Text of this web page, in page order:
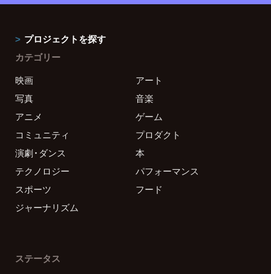
プロジェクトを探す
カテゴリー
映画
アート
写真
音楽
アニメ
ゲーム
コミュニティ
プロダクト
演劇・ダンス
本
テクノロジー
パフォーマンス
スポーツ
フード
ジャーナリズム
ステータス